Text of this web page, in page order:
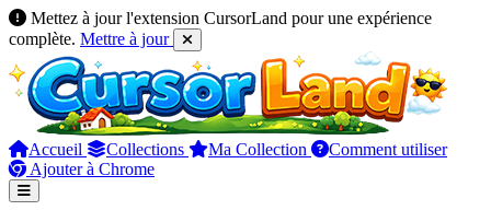
Mettez à jour l'extension CursorLand pour une expérience
complète. Mettre à jour
Accueil Collections Ma Collection
Comment utiliser
Ajouter à Chrome